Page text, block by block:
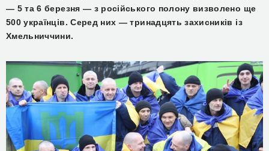
— 5 та 6 березня — з російського полону визволено ще
500 українців. Серед них — тринадцять захисників із
Хмельниччини.